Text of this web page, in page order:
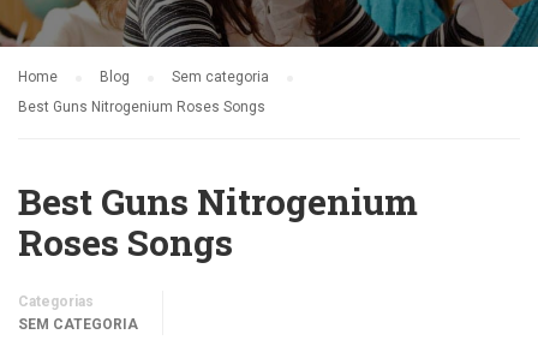
Home Blog
Sem categoria
Best Guns Nitrogenium Roses Songs
Best Guns Nitrogenium
Roses Songs
Categorias
SEM CATEGORIA